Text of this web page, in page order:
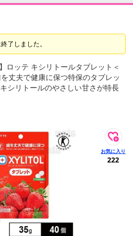
了しました。
ロッテ キシリトールタブレット＜
丈夫で健康に保つ特保のタブレッ
シリトールのやさしい甘さが特長
222